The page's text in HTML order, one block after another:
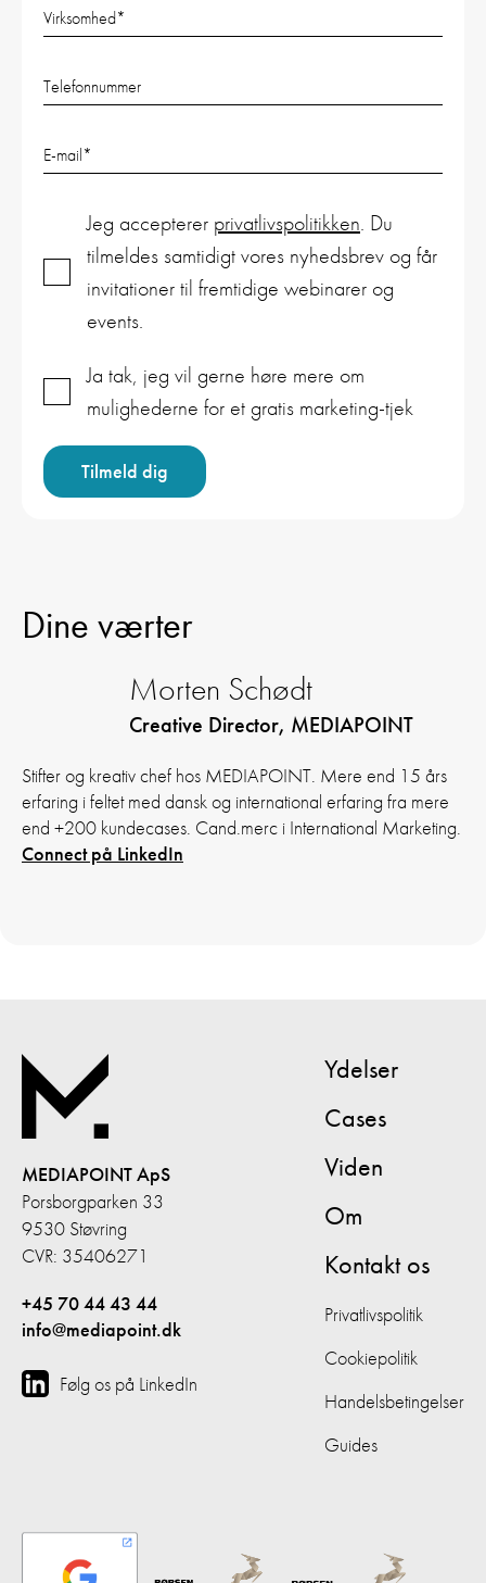
Virksomhed*
Telefonnummer
E-mail*
Jeg accepterer privatlivspolitikken. Du
tilmeldes samtidigt vores nyhedsbrev og får
invitationer til fremtidige webinarer og
events.
Ja tak, jeg vil gerne høre mere om
mulighederne for et gratis marketing-tjek
Dine værter
Morten Schødt
Creative Director, MEDIAPOINT
Stifter og kreativ chef hos MEDIAPOINT. Mere end 15 års
erfaring i feltet med dansk og international erfaring fra mere
end +200 kundecases. Cand.merc i International Marketing.
Connect på LinkedIn
MEDIAPOINT ApS
Porsborgparken 33
9530 Støvring
CVR: 35406271
+45 70 44 43 44
info@mediapoint.dk
Følg os på LinkedIn
Ydelser
Cases
Viden
Om
Kontakt os
Privatlivspolitik
Cookiepolitik
Handelsbetingelser
Guides